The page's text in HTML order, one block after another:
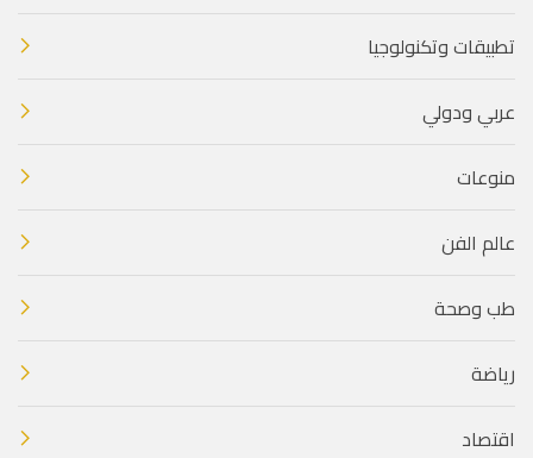
تطبيقات وتكنولوجيا
عربي ودولي
منوعات
عالم الفن
طب وصحة
رياضة
اقتصاد